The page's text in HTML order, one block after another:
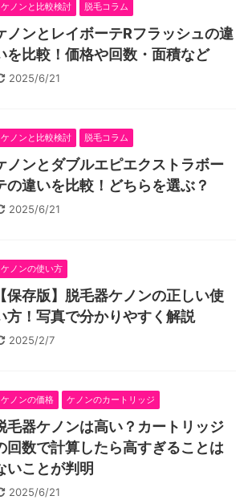
ケノンと比較検討 脱毛コラム
ノンとレイボーテRフラッシュの違
を比較！価格や回数・面積など
2025/6/21
ケノンと比較検討 脱毛コラム
ノンとダブルエピエクストラボー
の違いを比較！どちらを選ぶ？
2025/6/21
ケノンの使い方
【保存版】脱毛器ケノンの正しい使
方！写真で分かりやすく解説
2025/2/7
ケノンの価格 ケノンのカートリッジ
毛器ケノンは高い？カートリッジ
回数で計算したら高すぎることは
いことが判明
2025/6/21